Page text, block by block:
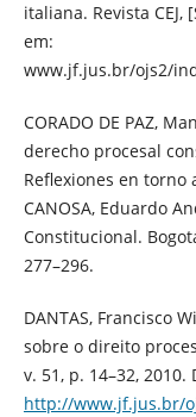
italiana. Revista CEJ,
em:
www.jf.jus.br/ojs2/
CORADO DE PAZ,
derecho procesal
Reflexiones en torno
CANOSA, Eduardo
Constitucional.
277–296.
DANTAS, Francisco
sobre o direito
v. 51, p. 14–32,
http://www.jf.jus.br/